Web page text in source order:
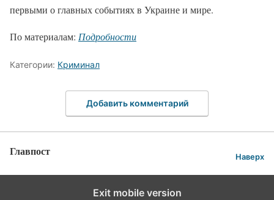
первыми о главных событиях в Украине и мире.
По материалам: Подробности
Категории: Криминал
Добавить комментарий
Главпост Наверх
Exit mobile version